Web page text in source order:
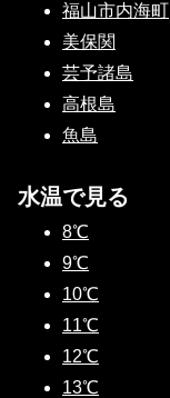
福山市内海町
美保関
芸予諸島
高根島
魚島
水温で見る
8℃
9℃
10℃
11℃
12℃
13℃